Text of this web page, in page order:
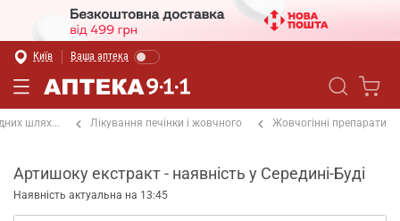
Київ Ваша аптека
шлях... Лікування печінки і жовчного Жовчогінні препарати
Артишоку екстракт - наявність у Середині-Буді
Наявність актуальна на 13:45